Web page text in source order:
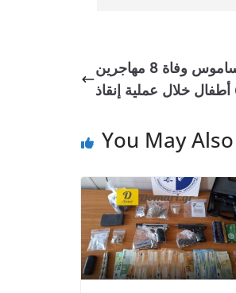
مأساة إنسانية في جزيرة ساموس وفاة 8 مهاجرين
You May